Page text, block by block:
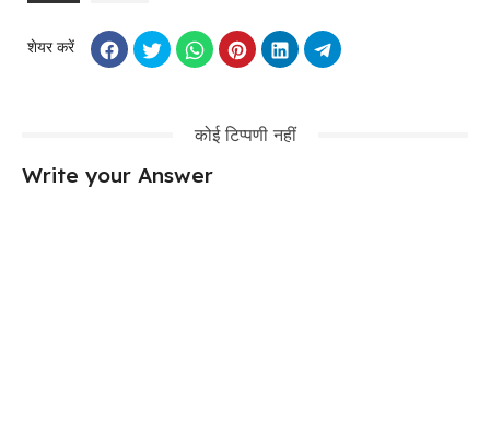
शेयर करें
कोई टिप्पणी नहीं
Write your Answer